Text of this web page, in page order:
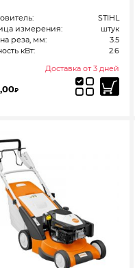
STIHL
измерения:
штук
реза, мм:
3.5
кВт:
2.6
Доставка от 3 дней
₽